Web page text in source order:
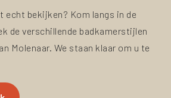
echt bekijken? Kom langs in de
de verschillende badkamerstijlen
Molenaar. We staan klaar om u te